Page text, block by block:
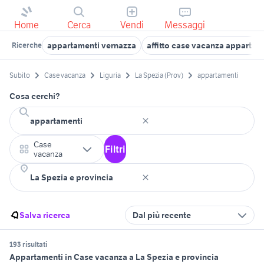
Home Cerca Vendi Messaggi
Ricerche appartamenti vernazza affitto case vacanza
Subito Case vacanza Liguria La Spezia (Prov) appartamenti
Cosa cerchi?
Case
vacanza
Filtri
Salva ricerca Dal più recente
193 risultati
Appartamenti in Case vacanza a La Spezia e provincia